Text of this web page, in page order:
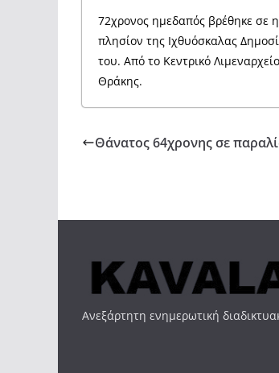
72χρονος ημεδαπός βρέθηκε σε
πλησίον της Ιχθυόσκαλας
του. Από το Κεντρικό
Θράκης.
Θάνατος 64χρονης σε
Ανεξάρτητη ενημερωτική